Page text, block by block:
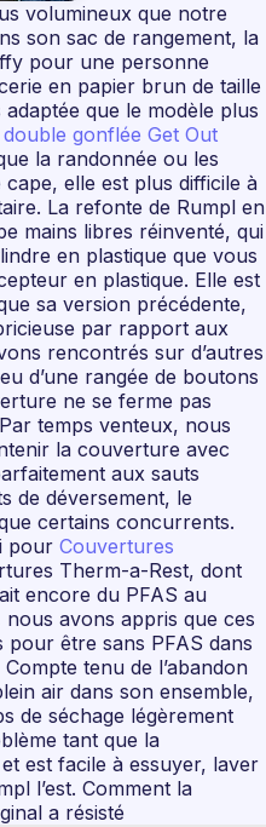
volumineux que notre
son sac de rangement, la
pour une personne
en papier brun de taille
que le modèle plus
gonflée Get Out
la randonnée ou les
elle est plus difficile à
La refonte de Rumpl en
mains libres réinventé, qui
en plastique que vous
en plastique. Elle est
sa version précédente,
par rapport aux
rencontrés sur d’autres
d’une rangée de boutons
ne se ferme pas
temps venteux, nous
la couverture avec
aux sauts
de déversement, le
certains concurrents.
pour Couvertures
Therm-a-Rest, dont
encore du PFAS au
nous avons appris que ces
être sans PFAS dans
tenu de l’abandon
air dans son ensemble,
de séchage légèrement
tant que la
est facile à essuyer, laver
l’est. Comment la
a résisté